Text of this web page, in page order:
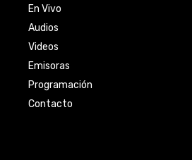
En Vivo
Audios
Videos
Emisoras
Programación
Contacto